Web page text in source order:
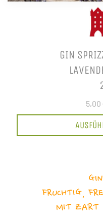
GIN
5,00
FRUCHTIG,
MIT ZART